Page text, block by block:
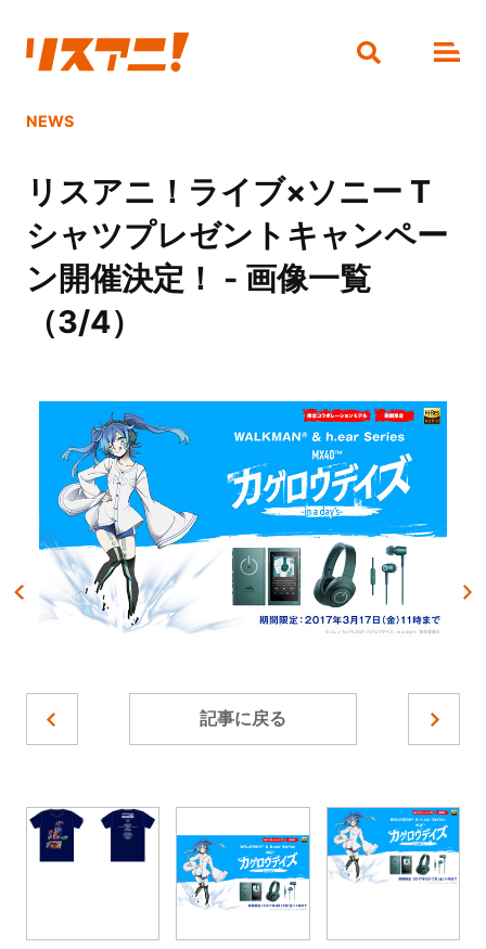
NEWS
リスアニ！ライブ×ソニー T
シャツプレゼントキャンペー
ン開催決定！ - 画像一覧
（3/4）
記事に戻る